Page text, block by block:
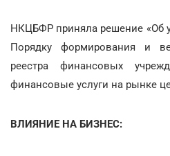
НКЦБФР приняла решение «Об
Порядку формирования и
реестра финансовых
финансовые услуги на рынке
ВЛИЯНИЕ НА БИЗНЕС: